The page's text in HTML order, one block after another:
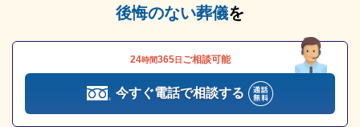
後悔のない葬儀を
24時間365日 ご相談可能
今すぐ電話で相談する